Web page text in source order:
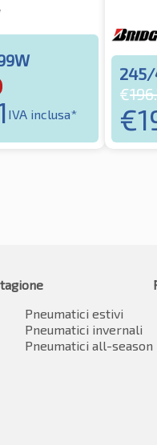
IVA inclusa*
245/
€
€
Pneumatici estivi
Pneumatici invernali
Pneumatici all-season